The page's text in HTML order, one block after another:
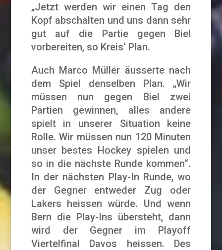
„Jetzt werden wir einen Tag den
Kopf abschalten und uns dann sehr
gut auf die Partie gegen Biel
vorbereiten, so Kreis‘ Plan.
Auch Marco Müller äusserte nach
dem Spiel denselben Plan. „Wir
müssen nun gegen Biel zwei
Partien gewinnen, alles andere
spielt in unserer Situation keine
Rolle. Wir müssen nun 120 Minuten
unser bestes Hockey spielen und
so in die nächste Runde kommen“.
In der nächsten Play-In Runde, wo
der Gegner entweder Zug oder
Lakers heissen würde. Und wenn
Bern die Play-Ins übersteht, dann
wird der Gegner im Playoff
Viertelfinal Davos heissen. Des